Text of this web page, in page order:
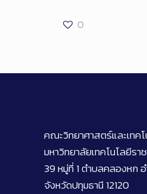
0
คณะวิทยาศาสตร์และเทค
มหาวิทยาลัยเทคโนโลยีร
39 หมู่ที่ 1 ตำบลคลองหก
จังหวัดปทุมธานี 12120